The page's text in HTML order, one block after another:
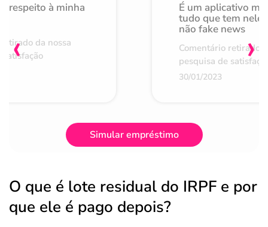
respeito à minha
da nossa
É um aplicativo
tudo que tem nele
não fake news
Comentário retirado
pesquisa de
30/01/2023
‹ ›
Simular empréstimo
O que é lote residual do IRPF e por
que ele é pago depois?